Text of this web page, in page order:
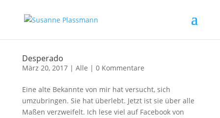
Desperado
März 20, 2017| Alle | 0 Kommentare
Eine alte Bekannte von mir hat versucht, sich
umzubringen. Sie hat überlebt. Jetzt ist sie über alle
Maßen verzweifelt. Ich lese viel auf Facebook von